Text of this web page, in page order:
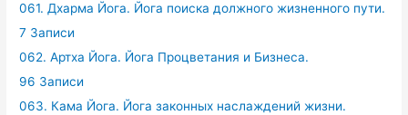
061. Дхарма Йога. Йога поиска должного жизненного пути.
7 Записи
062. Артха Йога. Йога Процветания и Бизнеса.
96 Записи
063. Кама Йога. Йога законных наслаждений жизни.